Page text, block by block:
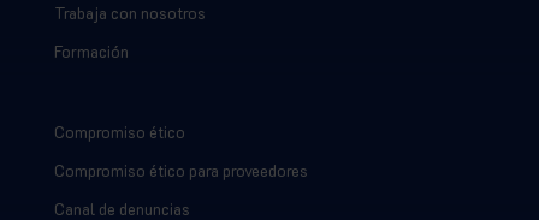
Trabaja con nosotros
Formación
Compromiso ético
Compromiso ético para proveedores
Canal de denuncias